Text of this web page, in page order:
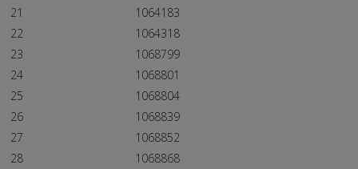
21
1064183
22
1064318
23
1068799
24
1068801
25
1068804
26
1068839
27
1068852
28
1068868